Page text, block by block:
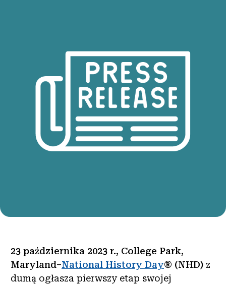
23 października 2023 r., College Park,
Maryland–National History Day® (NHD) z
dumą ogłasza pierwszy etap swojej